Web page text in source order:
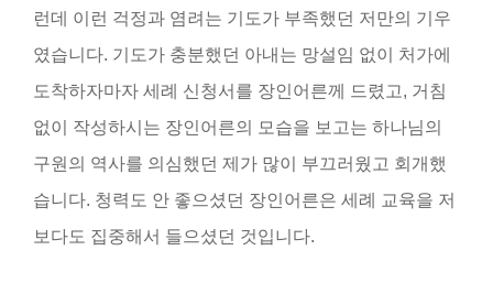
런데 이런 걱정과 염려는 기도가 부족했던 저만의 기우
였습니다. 기도가 충분했던 아내는 망설임 없이 처가에
도착하자마자 세례 신청서를 장인어른께 드렸고, 거침
없이 작성하시는 장인어른의 모습을 보고는 하나님의
구원의 역사를 의심했던 제가 많이 부끄러웠고 회개했
습니다. 청력도 안 좋으셨던 장인어른은 세례 교육을 저
보다도 집중해서 들으셨던 것입니다.